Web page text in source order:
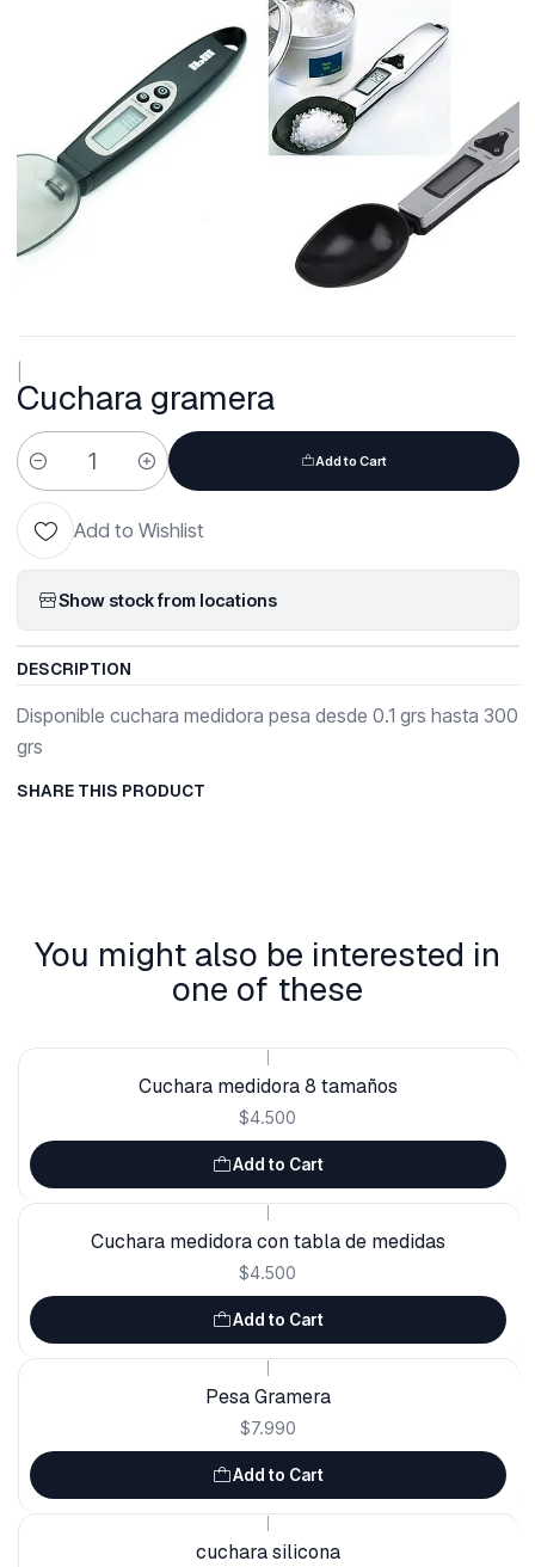
Cuchara gramera
Quantity
Add to Cart
Add to Wishlist
Show stock from locations
DESCRIPTION
Disponible cuchara medidora pesa desde 0.1 grs hasta 300
grs
SHARE THIS PRODUCT
You might also be interested in
one of these
Cuchara medidora 8 tamaños
$4.500
Add to Cart
Cuchara medidora con tabla de medidas
$4.500
Add to Cart
Pesa Gramera
$7.990
Add to Cart
cuchara silicona